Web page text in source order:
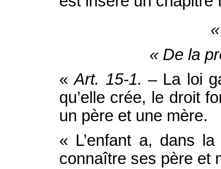
« De la
«Art. 15‑1. – La loi
qu’elle crée, le droit
un père et une mère.
« L’enfant a, dans
connaître ses père et